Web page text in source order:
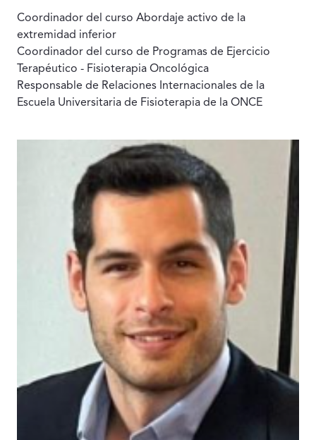
Coordinador del curso Abordaje activo de la
extremidad inferior
Coordinador del curso de Programas de Ejercicio
Terapéutico - Fisioterapia Oncológica
Responsable de Relaciones Internacionales de la
Escuela Universitaria de Fisioterapia de la ONCE